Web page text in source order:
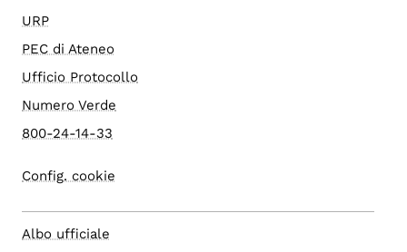
URP
PEC di Ateneo
Ufficio Protocollo
Numero Verde
800-24-14-33
Config. cookie
Albo ufficiale